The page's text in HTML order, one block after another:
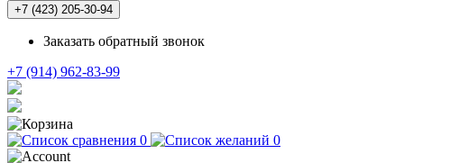
+7 (423) 205-30-94
Заказать обратный звонок
+7 (914) 962-83-99
0 0